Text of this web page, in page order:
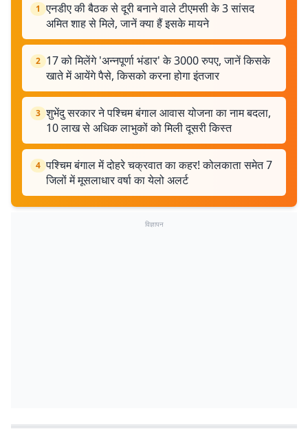
1 एनडीए की बैठक से दूरी बनाने वाले टीएमसी के 3 सांसद
अमित शाह से मिले, जानें क्या हैं इसके मायने
2 17 को मिलेंगे 'अन्नपूर्णा भंडार' के 3000 रुपए, जानें किसके
खाते में आयेंगे पैसे, किसको करना होगा इंतजार
3 शुभेंदु सरकार ने पश्चिम बंगाल आवास योजना का नाम बदला,
10 लाख से अधिक लाभुकों को मिली दूसरी किस्त
4 पश्चिम बंगाल में दोहरे चक्रवात का कहर! कोलकाता समेत 7
जिलों में मूसलाधार वर्षा का येलो अलर्ट
विज्ञापन